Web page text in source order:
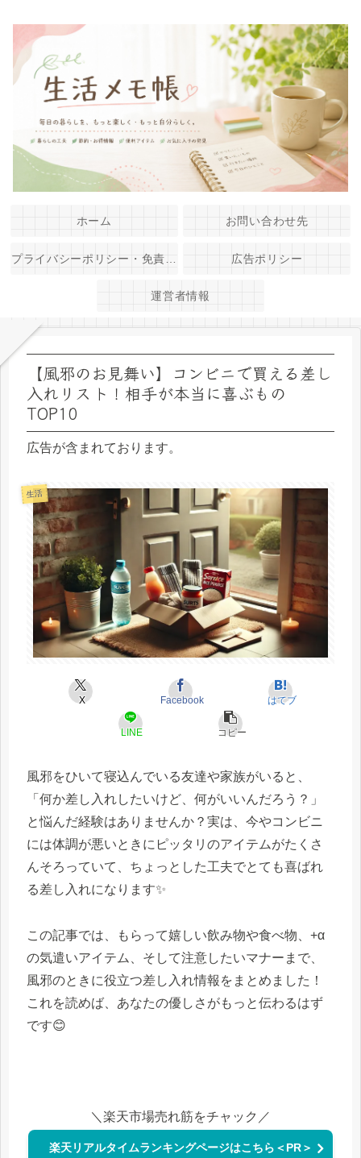
ホーム お問い合わせ先
広告ポリシー
運営者情報
【風邪のお見舞い】コンビニで買える差し
入れリスト！相手が本当に喜ぶもの
TOP10
広告が含まれております。
生活
X Facebook はてブ
LINE コピー
風邪をひいて寝込んでいる友達や家族がいると、
「何か差し入れしたいけど、何がいいんだろう？」
と悩んだ経験はありませんか？実は、今やコンビニ
には体調が悪いときにピッタリのアイテムがたくさ
んそろっていて、ちょっとした工夫でとても喜ばれ
る差し入れになります✨
この記事では、もらって嬉しい飲み物や食べ物、+α
の気遣いアイテム、そして注意したいマナーまで、
風邪のときに役立つ差し入れ情報をまとめました！
これを読めば、あなたの優しさがもっと伝わるはず
です😊
＼楽天市場売れ筋をチャック／
楽天リアルタイムランキングページはこちら＜PR＞